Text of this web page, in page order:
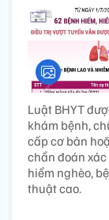
Luật BHYT
khám bệnh,
cấp cơ bản
chẩn đoán
hiểm nghèo,
thuật cao.